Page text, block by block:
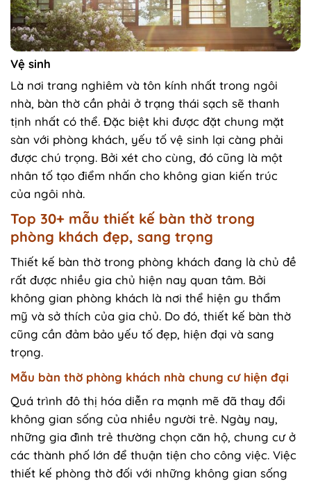
Vệ sinh
Là nơi trang nghiêm và tôn kính nhất trong ngôi
nhà, bàn thờ cần phải ở trạng thái sạch sẽ thanh
tịnh nhất có thể. Đặc biệt khi được đặt chung mặt
sàn với phòng khách, yếu tố vệ sinh lại càng phải
được chú trọng. Bởi xét cho cùng, đó cũng là một
nhân tố tạo điểm nhấn cho không gian kiến trúc
của ngôi nhà.
Top 30+ mẫu thiết kế bàn thờ trong
phòng khách đẹp, sang trọng
Thiết kế bàn thờ trong phòng khách đang là chủ đề
rất được nhiều gia chủ hiện nay quan tâm. Bởi
không gian phòng khách là nơi thể hiện gu thẩm
mỹ và sở thích của gia chủ. Do đó, thiết kế bàn thờ
cũng cần đảm bảo yếu tố đẹp, hiện đại và sang
trọng.
Mẫu bàn thờ phòng khách nhà chung cư hiện đại
Quá trình đô thị hóa diễn ra mạnh mẽ đã thay đổi
không gian sống của nhiều người trẻ. Ngày nay,
những gia đình trẻ thường chọn căn hộ, chung cư ở
các thành phố lớn để thuận tiện cho công việc. Việc
thiết kế phòng thờ đối với những không gian sống